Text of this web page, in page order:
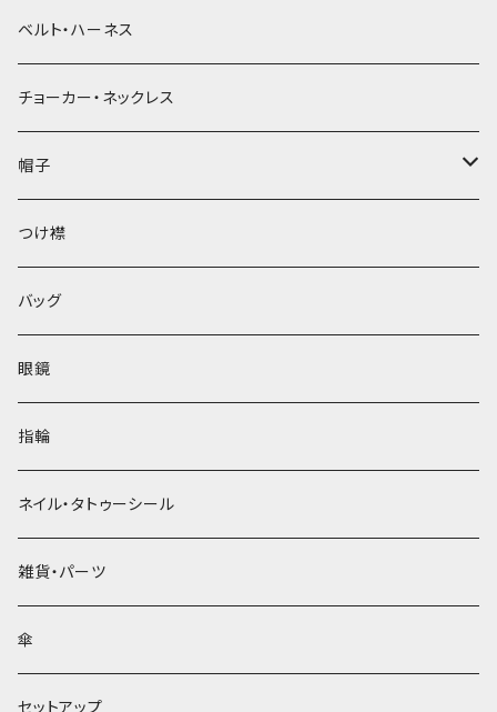
ベルト・ハーネス
チョーカー・ネックレス
帽子
ベレー帽
つけ襟
バッグ
眼鏡
指輪
ネイル・タトゥーシール
雑貨・パーツ
傘
セットアップ